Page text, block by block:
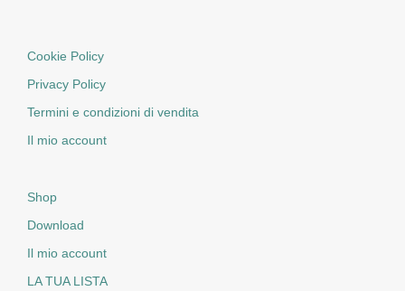
Cookie Policy
Privacy Policy
Termini e condizioni di vendita
Il mio account
Shop
Download
Il mio account
LA TUA LISTA